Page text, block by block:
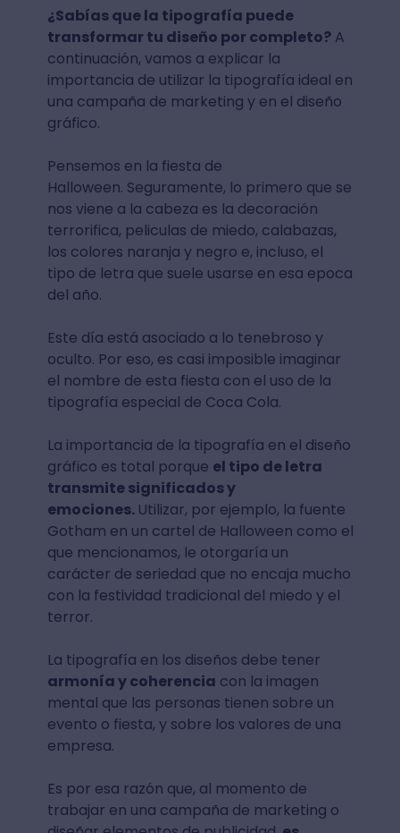
¿Sabías que la tipografía puede
transformar tu diseño por completo?A
continuación, vamos a explicar la
importancia de utilizar la tipografía ideal en
una campaña de marketing y en el diseño
gráfico.
Pensemos en la fiesta de
Halloween. Seguramente, lo primero que se
nos viene a la cabeza es la decoración
terrorifica, peliculas de miedo, calabazas,
los colores naranja y negro e, incluso, el
tipo de letra que suele usarse en esa epoca
del año.
Este día está asociado a lo tenebroso y
oculto. Por eso, es casi imposible imaginar
el nombre de esta fiesta con el uso de la
tipografía especial de Coca Cola.
La importancia de la tipografía en el diseño
gráfico es total porque el tipo de letra
transmite significados y
emociones. Utilizar, por ejemplo, la fuente
Gotham en un cartel de Halloween como el
que mencionamos, le otorgaría un
carácter de seriedad que no encaja mucho
con la festividad tradicional del miedo y el
terror.
La tipografía en los diseños debe tener
armonía y coherencia con la imagen
mental que las personas tienen sobre un
evento o fiesta, y sobre los valores de una
empresa.
Es por esa razón que, al momento de
trabajar en una campaña de marketing o